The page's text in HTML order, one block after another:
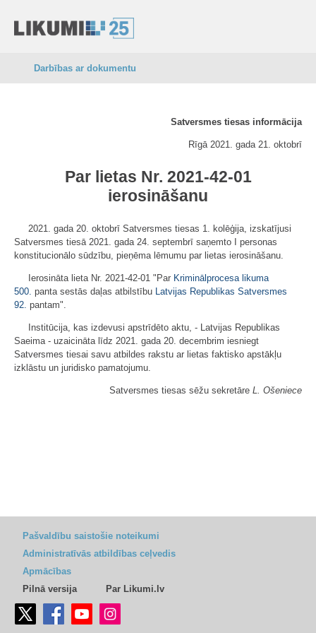
Darbības ar dokumentu
Satversmes tiesas informācija
Rīgā 2021. gada 21. oktobrī
Par lietas Nr. 2021-42-01
ierosināšanu
2021. gada 20. oktobrī Satversmes tiesas 1. kolēģija, izskatījusi
Satversmes tiesā 2021. gada 24. septembrī saņemto I personas
konstitucionālo sūdzību, pieņēma lēmumu par lietas ierosināšanu.
Ierosināta lieta Nr. 2021-42-01 "Par Kriminālprocesa likuma
500. panta sestās daļas atbilstību Latvijas Republikas Satversmes
92. pantam".
Institūcija, kas izdevusi apstrīdēto aktu, - Latvijas Republikas
Saeima - uzaicināta līdz 2021. gada 20. decembrim iesniegt
Satversmes tiesai savu atbildes rakstu ar lietas faktisko apstākļu
izklāstu un juridisko pamatojumu.
Satversmes tiesas sēžu sekretāre L. Ošeniece
Pašvaldību saistošie noteikumi
Administratīvās atbildības ceļvedis
Apmācības
Pilnā versija
Par Likumi.lv